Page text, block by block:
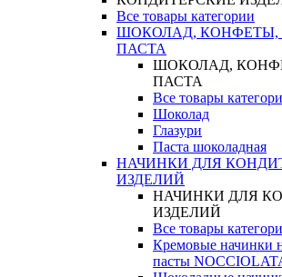
Все товары категории
ШОКОЛАД, КОНФЕТЫ,
ПАСТА
ШОКОЛАД,
ПАСТА
Все товары
Шоколад
Глазури
Паста шоколадная
НАЧИНКИ ДЛЯ
ИЗДЕЛИЙ
НАЧИНКИ ДЛЯ
ИЗДЕЛИЙ
Все товары
Кремовые начинки
пасты